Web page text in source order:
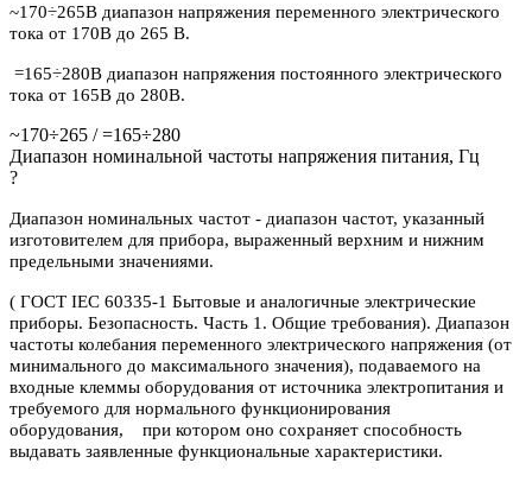
~170÷265В диапазон напряжения переменного электрического
тока от 170В до 265 В.
=165÷280В диапазон напряжения постоянного электрического
тока от 165В до 280В.
~170÷265 / =165÷280
Диапазон номинальной частоты напряжения питания, Гц
?
Диапазон номинальных частот - диапазон частот, указанный
изготовителем для прибора, выраженный верхним и нижним
предельными значениями.
( ГОСТ IEC 60335-1 Бытовые и аналогичные электрические
приборы. Безопасность. Часть 1. Общие требования). Диапазон
частоты колебания переменного электрического напряжения (от
минимального до максимального значения), подаваемого на
входные клеммы оборудования от источника электропитания и
требуемого для нормального функционирования
оборудования, при котором оно сохраняет способность
выдавать заявленные функциональные характеристики.